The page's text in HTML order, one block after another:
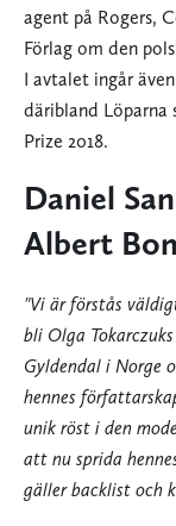
agent på Rogers,
Förlag om den
I avtalet ingår
däribland
Prize 2018.
Daniel
Albert
"Vi är förstås
bli Olga
Gyldendal i Norge
hennes
unik röst i den
att nu sprida
gäller backlist och